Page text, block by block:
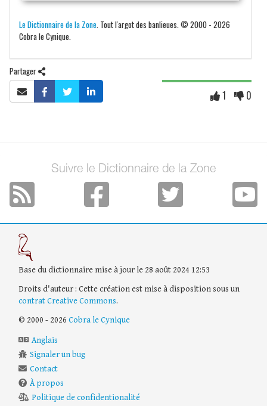
Le Dictionnaire de la Zone . Tout l'argot des banlieues. © 2000 - 2026
Cobra le Cynique.
Partager
1 0
Suivre le Dictionnaire de la Zone
Base du dictionnaire mise à jour le 28 août 2024 12:53
Droits d'auteur : Cette création est mise à disposition sous un
contrat Creative Commons.
© 2000 - 2026 Cobra le Cynique
Anglais
Signaler un bug
Contact
À propos
Politique de confidentionalité